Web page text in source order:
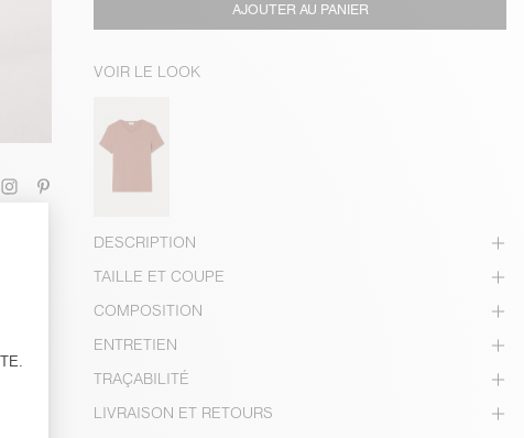
AJOUTER AU PANIER
VOIR LE LOOK
DESCRIPTION
TAILLE ET COUPE
COMPOSITION
ENTRETIEN
TRAÇABILITÉ
LIVRAISON ET RETOURS